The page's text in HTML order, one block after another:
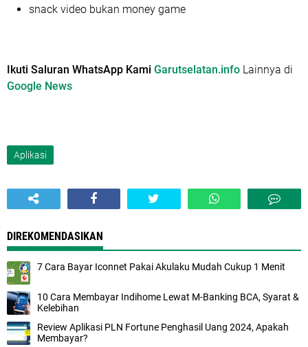
snack video bukan money game
Ikuti Saluran WhatsApp Kami Garutselatan.info Lainnya di
Google News
Aplikasi
DIREKOMENDASIKAN
7 Cara Bayar Iconnet Pakai Akulaku Mudah Cukup 1 Menit
10 Cara Membayar Indihome Lewat M-Banking BCA, Syarat &
Kelebihan
Review Aplikasi PLN Fortune Penghasil Uang 2024, Apakah
Membayar?